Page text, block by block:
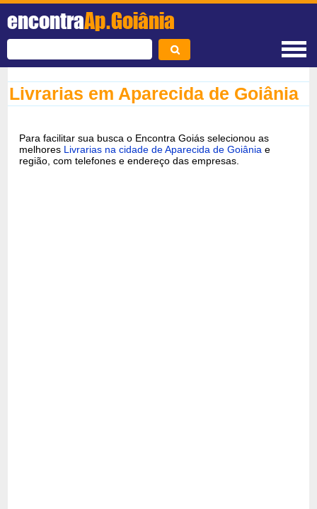
encontraAp.Goiânia
Livrarias em Aparecida de Goiânia
Para facilitar sua busca o Encontra Goiás selecionou as
melhores Livrarias na cidade de Aparecida de Goiânia e
região, com telefones e endereço das empresas.